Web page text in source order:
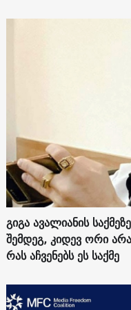
გიგა ავალიანის
შემდეგ, კიდევ ორი
რას აჩვენებს ეს საქმე